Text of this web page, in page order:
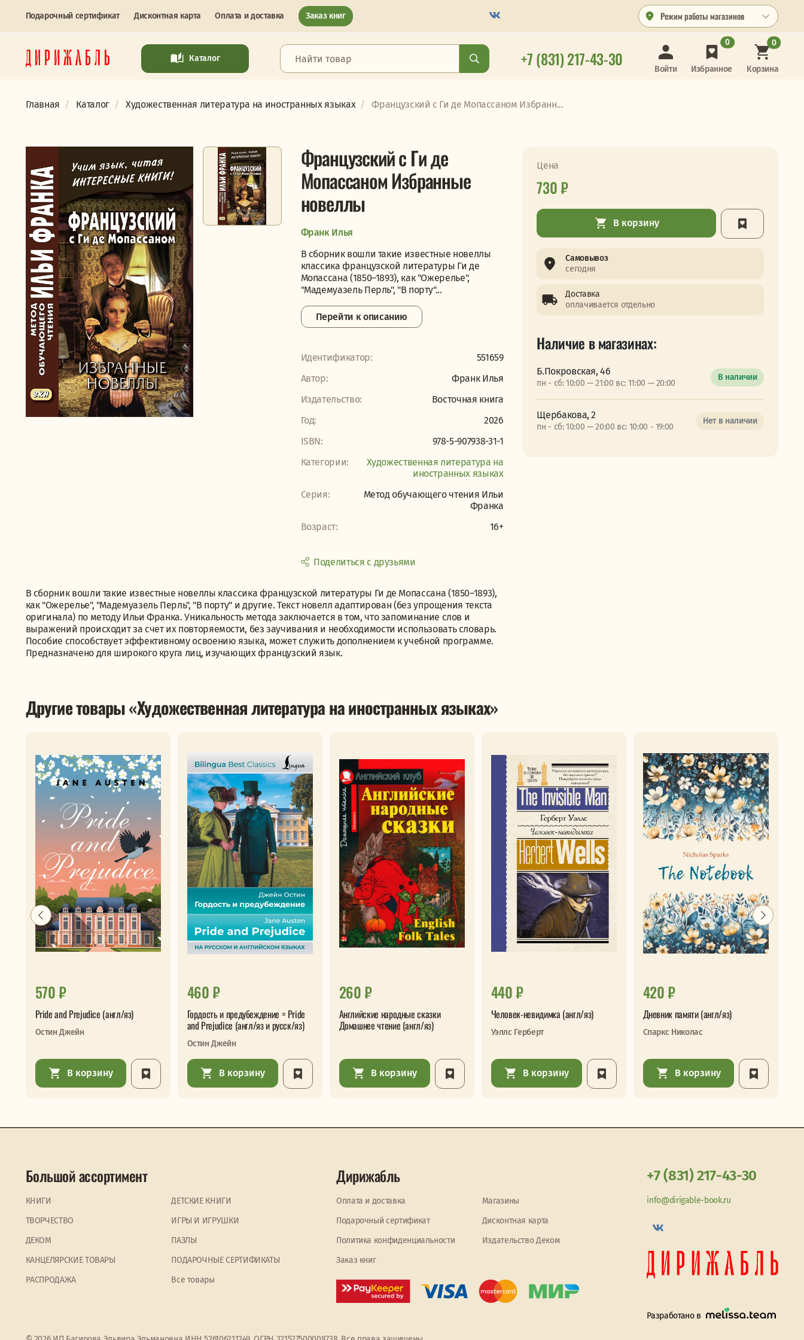
Подарочный сертификат Дисконтная карта Оплата и доставка Заказ книг Режим работы магазинов
Каталог +7 (831) 217-43-30 Войти Избранное
0
Корзина
0
Главная Каталог Художественная литература на иностранных языках Французский с Ги де Мопассаном Избранн...
Французский с Ги де
Мопассаном Избранные
новеллы
Франк Илья
В сборник вошли такие известные новеллы
классика французской литературы Ги де
Мопассана (1850–1893), как "Ожерелье",
"Мадемуазель Перль", "В порту"...
Перейти к описанию
Идентификатор:
551659
Автор:
Франк Илья
Издательство:
Восточная книга
Год:
2026
ISBN:
978-5-907938-31-1
Категории:
Художественная литература на
иностранных языках
Серия:
Метод обучающего чтения Ильи
Франка
Возраст:
16+
Поделиться с друзьями
В сборник вошли такие известные новеллы классика французской литературы Ги де Мопассана (1850–1893),
как "Ожерелье", "Мадемуазель Перль", "В порту" и другие. Текст новелл адаптирован (без упрощения текста
оригинала) по методу Ильи Франка. Уникальность метода заключается в том, что запоминание слов и
выражений происходит за счет их повторяемости, без заучивания и необходимости использовать словарь.
Пособие способствует эффективному освоению языка, может служить дополнением к учебной программе.
Предназначено для широкого круга лиц, изучающих французский язык.
Цена
730 ₽
В корзину
Самовывоз
сегодня
Доставка
оплачивается отдельно
Наличие в магазинах:
Б.Покровская, 46
пн - сб: 10:00 — 21:00 вс: 11:00 — 20:00
В наличии
Щербакова, 2
пн - сб: 10:00 — 20:00 вс: 10:00 - 19:00
Нет в наличии
Другие товары «Художественная литература на иностранных языках»
570 ₽
Pride and Prejudice (англ/яз)
Остин Джейн
В корзину
460 ₽
Гордость и предубеждение = Pride
and Prejudice (англ/яз и русск/яз)
Остин Джейн
В корзину
260 ₽
Английские народные сказки
Домашнее чтение (англ/яз)
В корзину
440 ₽
Человек-невидимка (англ/яз)
Уэллс Герберт
В корзину
420 ₽
Дневник памяти (англ/яз)
Спаркс Николас
В корзину
Большой ассортимент
КНИГИ
ДЕТСКИЕ КНИГИ
ТВОРЧЕСТВО
ИГРЫ И ИГРУШКИ
ДЕКОМ
ПАЗЛЫ
КАНЦЕЛЯРСКИЕ ТОВАРЫ
ПОДАРОЧНЫЕ СЕРТИФИКАТЫ
PАСПРОДАЖА
Все товары
Дирижабль
Оплата и доставка
Магазины
Подарочный сертификат
Дисконтная карта
Политика конфиденциальности
Издательство Деком
Заказ книг
+7 (831) 217-43-30
info@dirigable-book.ru
Разработано в